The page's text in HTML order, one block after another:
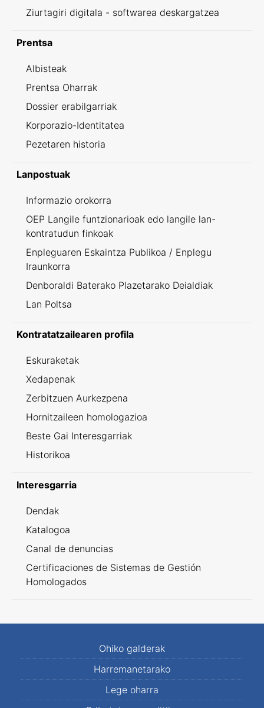
Ziurtagiri digitala - softwarea deskargatzea
Prentsa
Albisteak
Prentsa Oharrak
Dossier erabilgarriak
Korporazio-Identitatea
Pezetaren historia
Lanpostuak
Informazio orokorra
OEP Langile funtzionarioak edo langile lan-
kontratudun finkoak
Enpleguaren Eskaintza Publikoa / Enplegu
Iraunkorra
Denboraldi Baterako Plazetarako Deialdiak
Lan Poltsa
Kontratatzailearen profila
Eskuraketak
Xedapenak
Zerbitzuen Aurkezpena
Hornitzaileen homologazioa
Beste Gai Interesgarriak
Historikoa
Interesgarria
Dendak
Katalogoa
Canal de denuncias
Certificaciones de Sistemas de Gestión
Homologados
Ohiko galderak
Harremanetarako
Lege oharra